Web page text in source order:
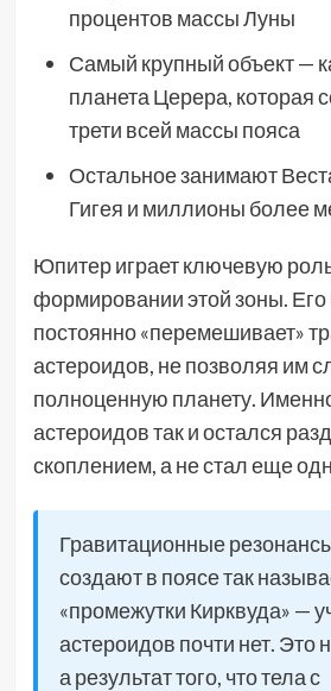
процентов массы Луны
Самый крупный объект —
планета Церера, которая
трети всей массы пояса
Остальное занимают
Гигея и миллионы более
Юпитер играет ключевую
формировании этой зоны. Его
постоянно «перемешивает»
астероидов, не позволяя им
полноценную планету.
астероидов так и остался
скоплением, а не стал еще
Гравитационные
создают в поясе так
«промежутки Кирквуда» —
астероидов почти нет. Это
а результат того, что тела с